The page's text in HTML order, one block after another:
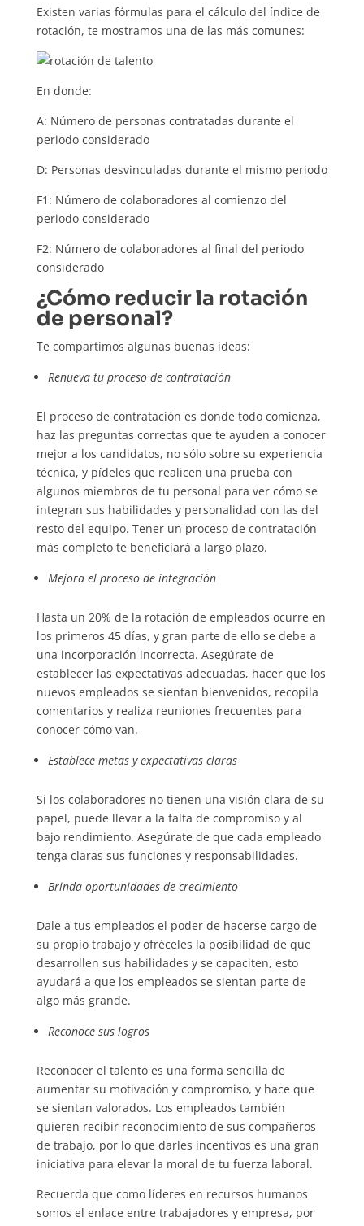
Existen varias fórmulas para el cálculo del índice de
rotación, te mostramos una de las más comunes:
En donde:
A: Número de personas contratadas durante el
periodo considerado
D: Personas desvinculadas durante el mismo periodo
F1: Número de colaboradores al comienzo del
periodo considerado
F2: Número de colaboradores al final del periodo
considerado
¿Cómo reducir la rotación
de personal?
Te compartimos algunas buenas ideas:
Renueva tu proceso de contratación
El proceso de contratación es donde todo comienza,
haz las preguntas correctas que te ayuden a conocer
mejor a los candidatos, no sólo sobre su experiencia
técnica, y pídeles que realicen una prueba con
algunos miembros de tu personal para ver cómo se
integran sus habilidades y personalidad con las del
resto del equipo. Tener un proceso de contratación
más completo te beneficiará a largo plazo.
Mejora el proceso de integración
Hasta un 20% de la rotación de empleados ocurre en
los primeros 45 días, y gran parte de ello se debe a
una incorporación incorrecta. Asegúrate de
establecer las expectativas adecuadas, hacer que los
nuevos empleados se sientan bienvenidos, recopila
comentarios y realiza reuniones frecuentes para
conocer cómo van.
Establece metas y expectativas claras
Si los colaboradores no tienen una visión clara de su
papel, puede llevar a la falta de compromiso y al
bajo rendimiento. Asegúrate de que cada empleado
tenga claras sus funciones y responsabilidades.
Brinda oportunidades de crecimiento
Dale a tus empleados el poder de hacerse cargo de
su propio trabajo y ofréceles la posibilidad de que
desarrollen sus habilidades y se capaciten, esto
ayudará a que los empleados se sientan parte de
algo más grande.
Reconoce sus logros
Reconocer el talento es una forma sencilla de
aumentar su motivación y compromiso, y hace que
se sientan valorados. Los empleados también
quieren recibir reconocimiento de sus compañeros
de trabajo, por lo que darles incentivos es una gran
iniciativa para elevar la moral de tu fuerza laboral.
Recuerda que como líderes en recursos humanos
somos el enlace entre trabajadores y empresa, por